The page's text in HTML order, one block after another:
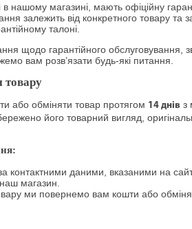
в нашому магазині, мають офіційну
залежить від конкретного товару та
талоні.
щодо гарантійного обслуговування,
вам розв’язати будь-які питання.
товару
або обміняти товар протягом 14 днів з
його товарний вигляд,
контактними даними, вказаними на
магазин.
ми повернемо вам кошти або